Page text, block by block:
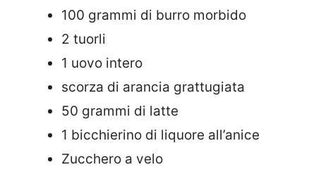
100 grammi di burro morbido
2 tuorli
1 uovo intero
scorza di arancia grattugiata
50 grammi di latte
1 bicchierino di liquore all’anice
Zucchero a velo